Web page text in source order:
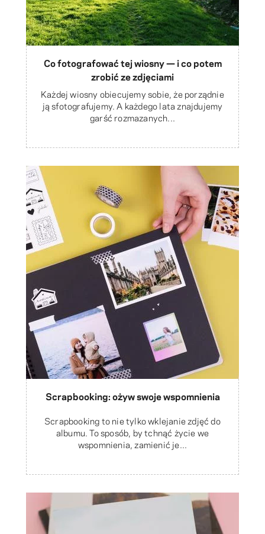
Co fotografować tej wiosny — i co potem
zrobić ze zdjęciami
Każdej wiosny obiecujemy sobie, że porządnie
ją sfotografujemy. A każdego lata znajdujemy
garść rozmazanych...
Scrapbooking: ożyw swoje wspomnienia
Scrapbooking to nie tylko wklejanie zdjęć do
albumu. To sposób, by tchnąć życie we
wspomnienia, zamienić je...